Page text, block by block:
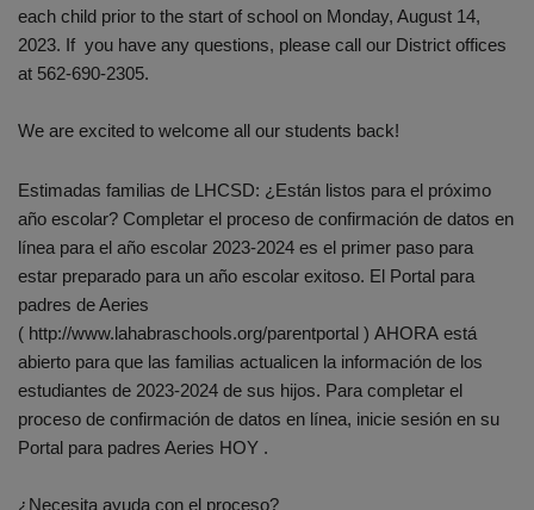
each child prior to the start of school on Monday, August 14,
2023. If you have any questions, please call our District offices
at 562-690-2305.
We are excited to welcome all our students back!
Estimadas familias de LHCSD: ¿Están listos para el próximo
año escolar? Completar el proceso de confirmación de datos en
línea para el año escolar 2023-2024 es el primer paso para
estar preparado para un año escolar exitoso. El Portal para
padres de Aeries
( http://www.lahabraschools.org/parentportal ) AHORA está
abierto para que las familias actualicen la información de los
estudiantes de 2023-2024 de sus hijos. Para completar el
proceso de confirmación de datos en línea, inicie sesión en su
Portal para padres Aeries HOY .
¿Necesita ayuda con el proceso?